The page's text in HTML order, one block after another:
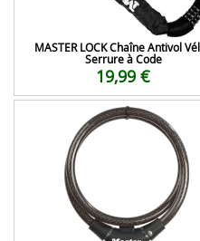
MASTER LOCK Chaîne Antivol
Serrure à Code
19,99 €